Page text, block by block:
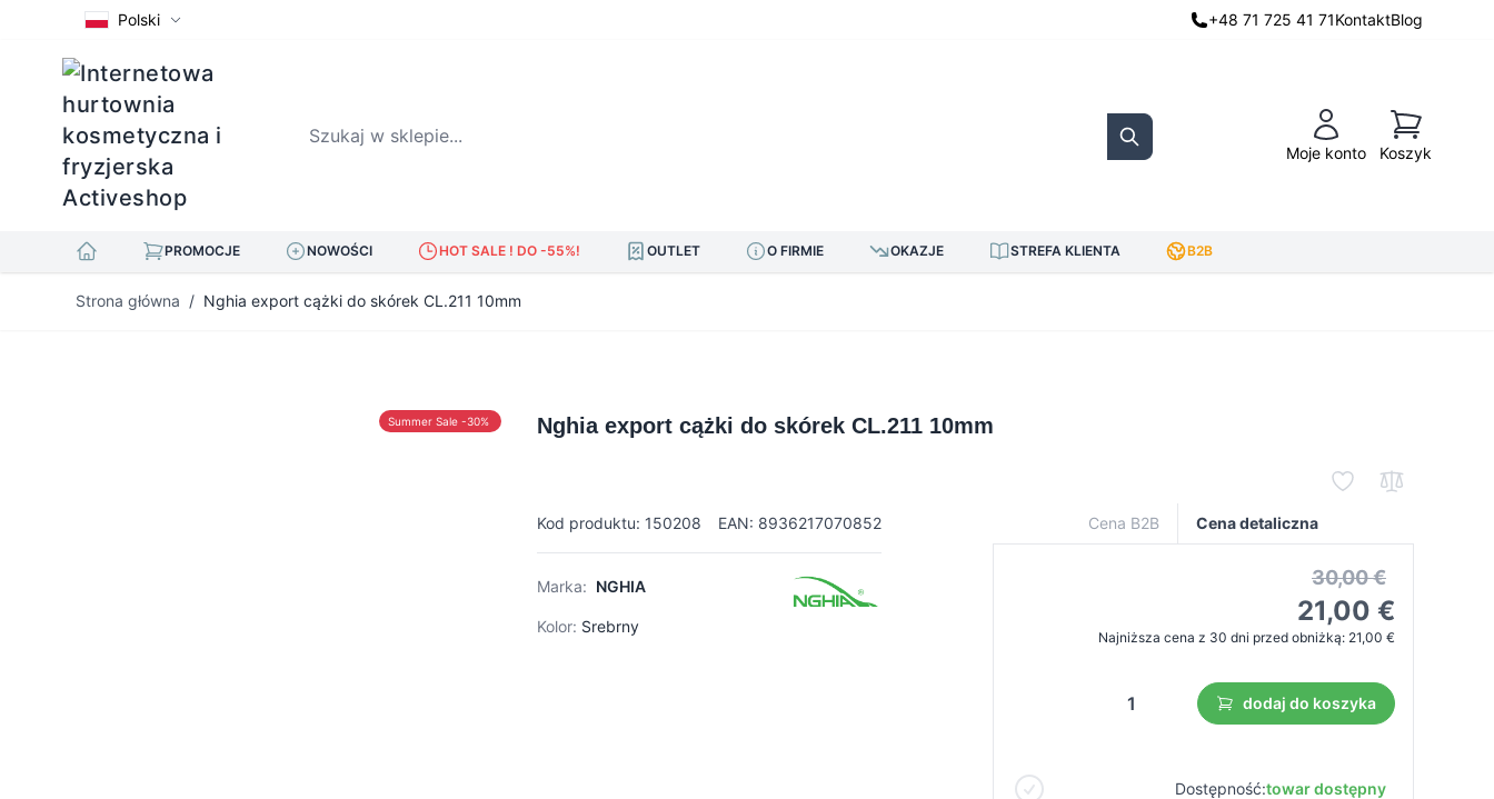
Polski +48 71 725 41 71KontaktBlog
Szukaj w sklepie...
Search Moje konto
Koszyk
Koszyk
PROMOCJE NOWOŚCI HOT SALE ! DO -55%! OUTLET O FIRMIE OKAZJE STREFA KLIENTA B2B
Strona główna / Nghia export cążki do skórek CL.211 10mm
Summer Sale -30% Nghia export cążki do skórek CL.211 10mm
Kod produktu: 150208 EAN: 8936217070852
Marka: NGHIA
Kolor: Srebrny
Cena B2B Cena detaliczna
30,00 €
21,00 €
Najniższa cena z 30 dni przed obniżką: 21,00 €
dodaj do koszyka
Dostępność:towar dostępny